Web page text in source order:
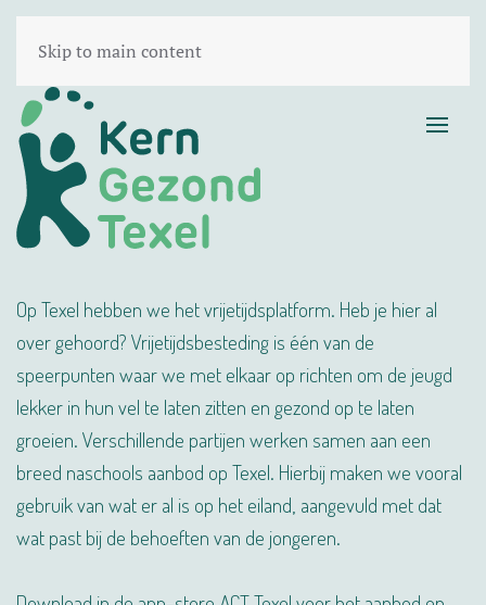
Skip to main content
Op Texel hebben we het vrijetijdsplatform. Heb je hier al
over gehoord? Vrijetijdsbesteding is één van de
speerpunten waar we met elkaar op richten om de jeugd
lekker in hun vel te laten zitten en gezond op te laten
groeien. Verschillende partijen werken samen aan een
breed naschools aanbod op Texel. Hierbij maken we vooral
gebruik van wat er al is op het eiland, aangevuld met dat
wat past bij de behoeften van de jongeren.